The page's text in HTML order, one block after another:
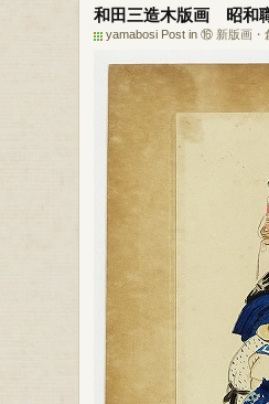
和田三造木版画 昭
yamabosi Post in ⑯ 新版画・